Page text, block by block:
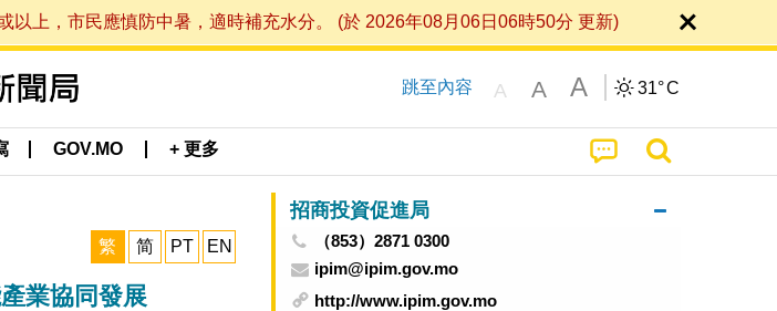
上，市民應慎防中暑，適時補充水分。 (於 2026年08月06日06時50分 更新)
跳至內容 A A A 31°C
GOV.MO + 更多
繁 简 PT EN
業協同發展
招商投資促進局
（853）2871 0300
ipim@ipim.gov.mo
http://www.ipim.gov.mo